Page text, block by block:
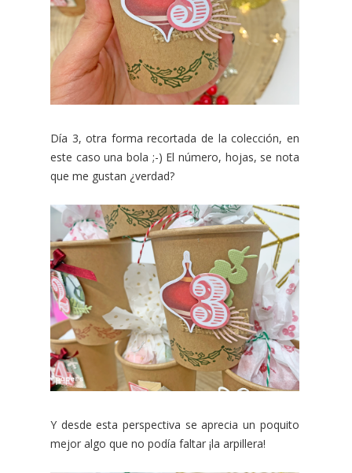
Día 3, otra forma recortada de la colección, en
este caso una bola ;-) El número, hojas, se nota
que me gustan ¿verdad?
Y desde esta perspectiva se aprecia un poquito
mejor algo que no podía faltar ¡la arpillera!